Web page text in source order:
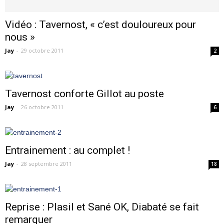
Vidéo : Tavernost, « c’est douloureux pour
nous »
Jay - 29 octobre 2011 2
Tavernost conforte Gillot au poste
Jay - 26 octobre 2011 6
Entrainement : au complet !
Jay - 28 septembre 2011 18
Reprise : Plasil et Sané OK, Diabaté se fait
remarquer